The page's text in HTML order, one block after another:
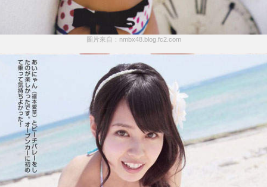
圖片來自：nmbx48.blog.fc2.com